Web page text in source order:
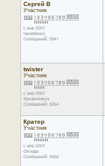
Сергей В
Участник
с янв 2007
Челябинск
Сообщений: 2847
twister
Участник
с апр 2007
Архангельск
Сообщений: 3264
Кратер
Участник
с апр 2007
Отсюда
Сообщений: 2656